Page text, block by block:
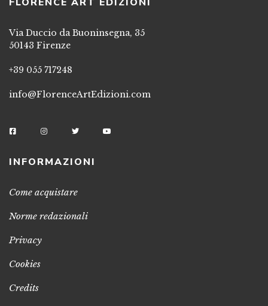
Via Duccio da Buoninsegna, 35
50143 Firenze
+39 055 717248
info@FlorenceArtEdizioni.com
INFORMAZIONI
Come acquistare
Norme redazionali
Privacy
Cookies
Credits